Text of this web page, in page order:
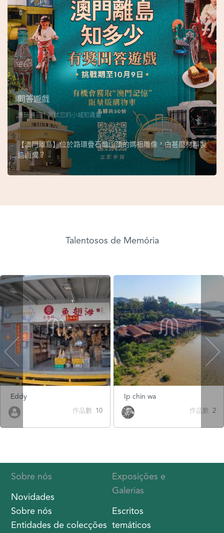
吳
榮
恪
問答遊戲
邊玩邊答，測試您的小城知識量
【澳門離島】位於路環疊石塘山頂的媽祖雕像，由甚麽材料製
造而成？
Talentosos de Memória
Eddy
作品數 10
Ip chin wa
作品數 2
Sobre nós
Novidades
Sobre nós
Entidades de colecções
Exposições e
Galerias
Escritos
temáticos